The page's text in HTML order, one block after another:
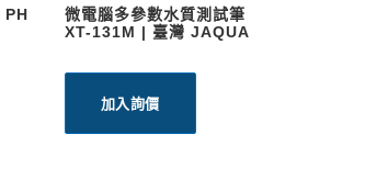
PH
微電腦多參數水質測試筆
XT-131M | 臺灣 JAQUA
加入詢價